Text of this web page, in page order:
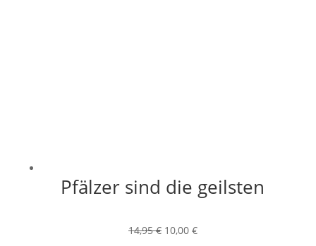
Pfälzer sind die geilsten
14,95€ Ursprünglicher
10,00 €Aktueller